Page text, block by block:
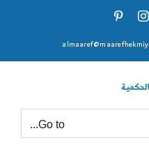
Instagram
Go to...